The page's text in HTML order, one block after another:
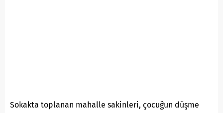
Sokakta toplanan mahalle sakinleri, çocuğun düşme